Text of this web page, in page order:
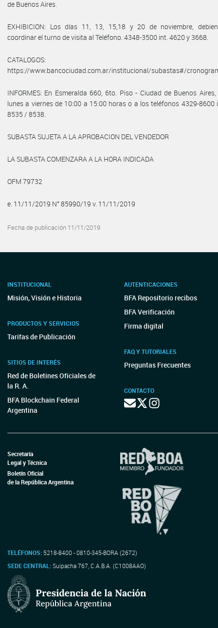
de Buenos Aires.
EXHIBICION: Los días 11, 13, 15,18 y 20 de noviembre,
coordinar el turno de visita al Teléfono. 4348-3500 int. 4620 y 3668.
CATALOGOS:
https://www.bancociudad.com.ar/institucional/subastas#/
INFORMES: En Esmeralda 660, 6to. Piso - Ciudad de Buenos Aires,
lunes a viernes de 10:00 a 15:00 horas o a los teléfonos 4329-8600
8535 / 8538.
SUBASTA SUJETA A LA APROBACION DEL VENDEDOR
LA SUBASTA COMENZARA A LA HORA INDICADA
OFM 79732
e. 11/11/2019 N° 85990/19 v. 11/11/2019
Fecha de publicación 11/11/2019
INSTITUCIONAL
Misión, Visión e Historia
PRODUCTOS Y SERVICIOS
Tarifas de Publicación
SITIOS DE INTERÉS
Red de Boletines Oficiales de
la R. A.
BFA Blockchain Federal
Argentina
AUTENTICACIONES
BFA Repositorio recibos
BFA Verificación
Firma digital
FAQ Y TUTORIALES
Preguntas Frecuentes
CONTACTO
Secretaría
Legal y Técnica
Boletín Oficial
de la República Argentina
TELÉFONOS: 5218-8400 - 0810-345-BORA (2672)
SEDE CENTRAL:Suipacha 767, C.A.B.A. (C1008AAO)